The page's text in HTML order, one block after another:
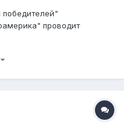
проводит
судьями будут
1. Транспортное